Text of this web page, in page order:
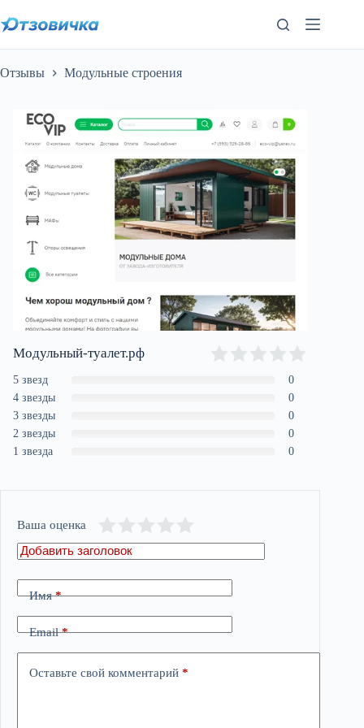
к
сути
Отзывы Модульные строения
Модульный-туалет.рф
5 звезд
0
4 звезды
0
3 звезды
0
2 звезды
0
1 звезда
0
Ваша оценка
Имя*
Email*
Оставьте свой комментарий *